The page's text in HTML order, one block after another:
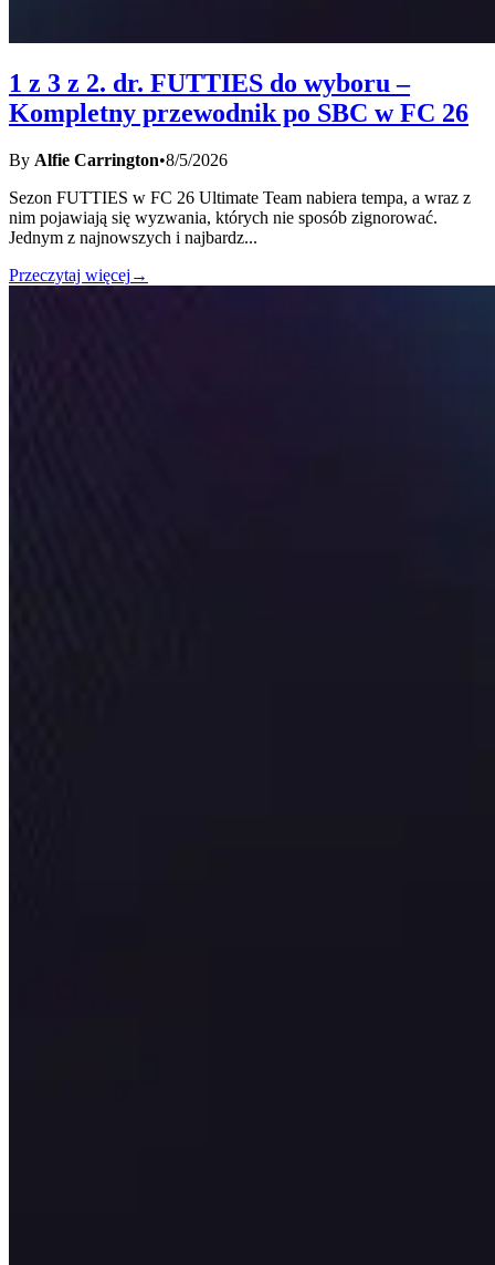
1 z 3 z 2. dr. FUTTIES do wyboru –
Kompletny przewodnik po SBC w FC 26
By Alfie Carrington•8/5/2026
Sezon FUTTIES w FC 26 Ultimate Team nabiera tempa, a wraz z
nim pojawiają się wyzwania, których nie sposób zignorować.
Jednym z najnowszych i najbardz...
Przeczytaj więcej →